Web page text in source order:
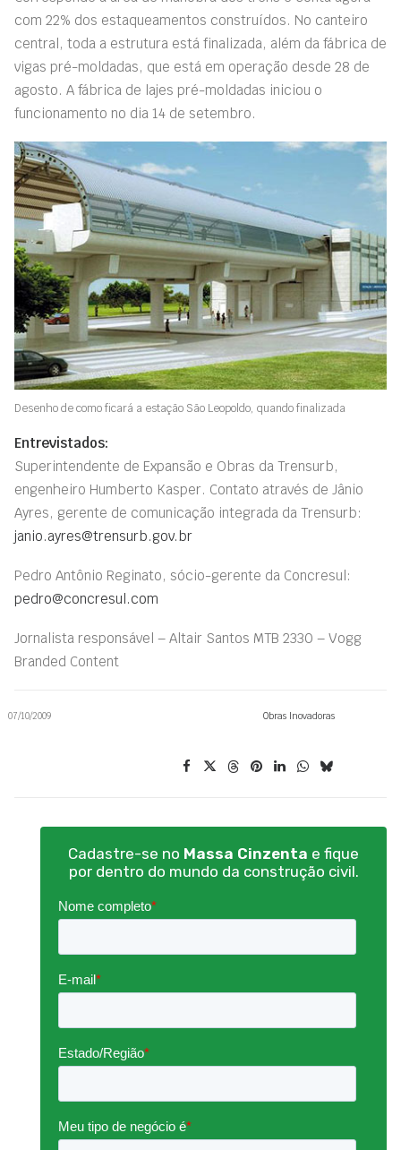
com 22% dos estaqueamentos construídos. No canteiro
central, toda a estrutura está finalizada, além da fábrica de
vigas pré-moldadas, que está em operação desde 28 de
agosto. A fábrica de lajes pré-moldadas iniciou o
funcionamento no dia 14 de setembro.
Desenho de como ficará a estação São Leopoldo, quando finalizada
Entrevistados:
Superintendente de Expansão e Obras da Trensurb,
engenheiro Humberto Kasper. Contato através de Jânio
Ayres, gerente de comunicação integrada da Trensurb:
janio.ayres@trensurb.gov.br
Pedro Antônio Reginato, sócio-gerente da Concresul:
pedro@concresul.com
Jornalista responsável – Altair Santos MTB 2330 – Vogg
Branded Content
07/10/2009 Obras Inovadoras
Cadastre-se no Massa Cinzenta e fique
por dentro do mundo da construção civil.